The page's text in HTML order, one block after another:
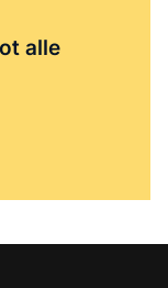
alle